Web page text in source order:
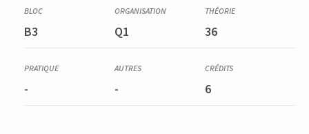
B3 Q1 36
- - 6